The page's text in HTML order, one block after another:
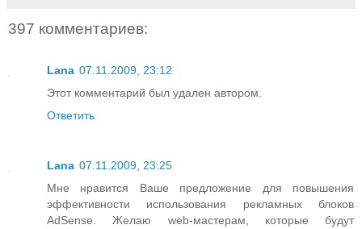
397 комментариев:
Lana 07.11.2009, 23:12
Этот комментарий был удален автором.
Ответить
Lana 07.11.2009, 23:25
Мне нравится Ваше предложение для повышения
эффективности использования рекламных блоков
AdSense. Желаю web-мастерам, которые будут